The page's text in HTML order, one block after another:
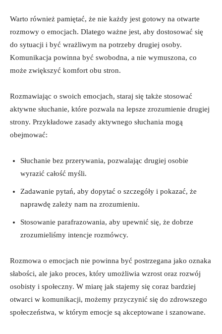
Warto również pamiętać, że nie każdy jest gotowy na otwarte
rozmowy o emocjach. Dlatego ważne jest, aby dostosować się
do sytuacji i być wrażliwym na potrzeby drugiej osoby.
Komunikacja powinna być swobodna, a nie wymuszona, co
może zwiększyć komfort obu stron.
Rozmawiając o swoich emocjach, staraj się także stosować
aktywne słuchanie, które pozwala na lepsze zrozumienie drugiej
strony. Przykładowe zasady aktywnego słuchania mogą
obejmować:
Słuchanie bez przerywania, pozwalając drugiej osobie
wyrazić całość myśli.
Zadawanie pytań, aby dopytać o szczegóły i pokazać, że
naprawdę zależy nam na zrozumieniu.
Stosowanie parafrazowania, aby upewnić się, że dobrze
zrozumieliśmy intencje rozmówcy.
Rozmowa o emocjach nie powinna być postrzegana jako oznaka
słabości, ale jako proces, który umożliwia wzrost oraz rozwój
osobisty i społeczny. W miarę jak stajemy się coraz bardziej
otwarci w komunikacji, możemy przyczynić się do zdrowszego
społeczeństwa, w którym emocje są akceptowane i szanowane.